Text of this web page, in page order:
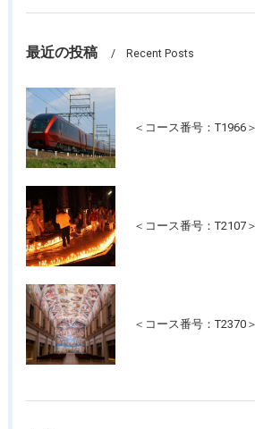
最近の投稿 Recent Posts